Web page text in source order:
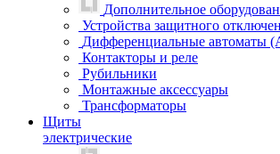
Дополнительное
Устройства защитного
Дифференциальные автоматы
Контакторы и реле
Рубильники
Монтажные аксессуары
Трансформаторы
Щиты
электрические